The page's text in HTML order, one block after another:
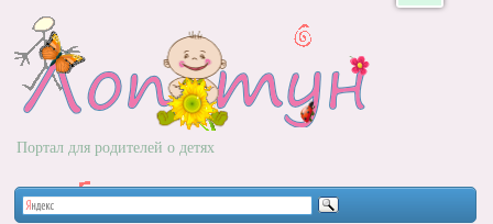
Портал для родителей о детях